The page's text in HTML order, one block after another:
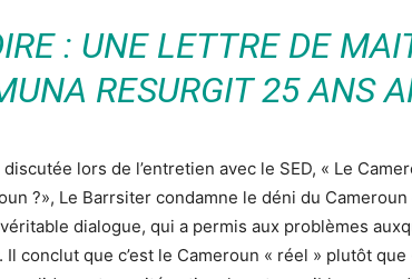
: UNE LETTRE DE
RESURGIT 25 ANS
lors de l’entretien avec le SED, « Le
?», Le Barrsiter condamne le déni du
dialogue, qui a permis aux problèmes
Il conclut que c’est le Cameroun « réel » plutôt